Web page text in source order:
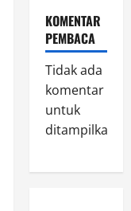
KOMENTAR
PEMBACA
Tidak ada
komentar
untuk
ditampilkan.